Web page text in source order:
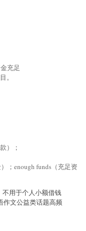
充足
。
）；
；enough funds（充足资
用于个人小额借钱
作文公益类话题高频